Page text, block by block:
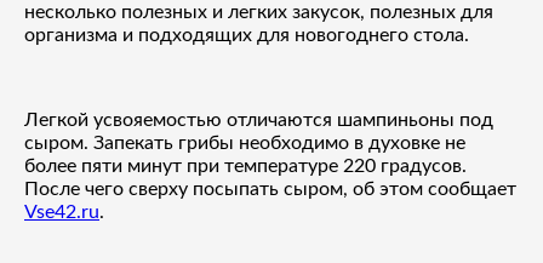
несколько полезных и легких закусок, полезных для
организма и подходящих для новогоднего стола.
Легкой усвояемостью отличаются шампиньоны под
сыром. Запекать грибы необходимо в духовке не
более пяти минут при температуре 220 градусов.
После чего сверху посыпать сыром, об этом сообщает
Vse42.ru.